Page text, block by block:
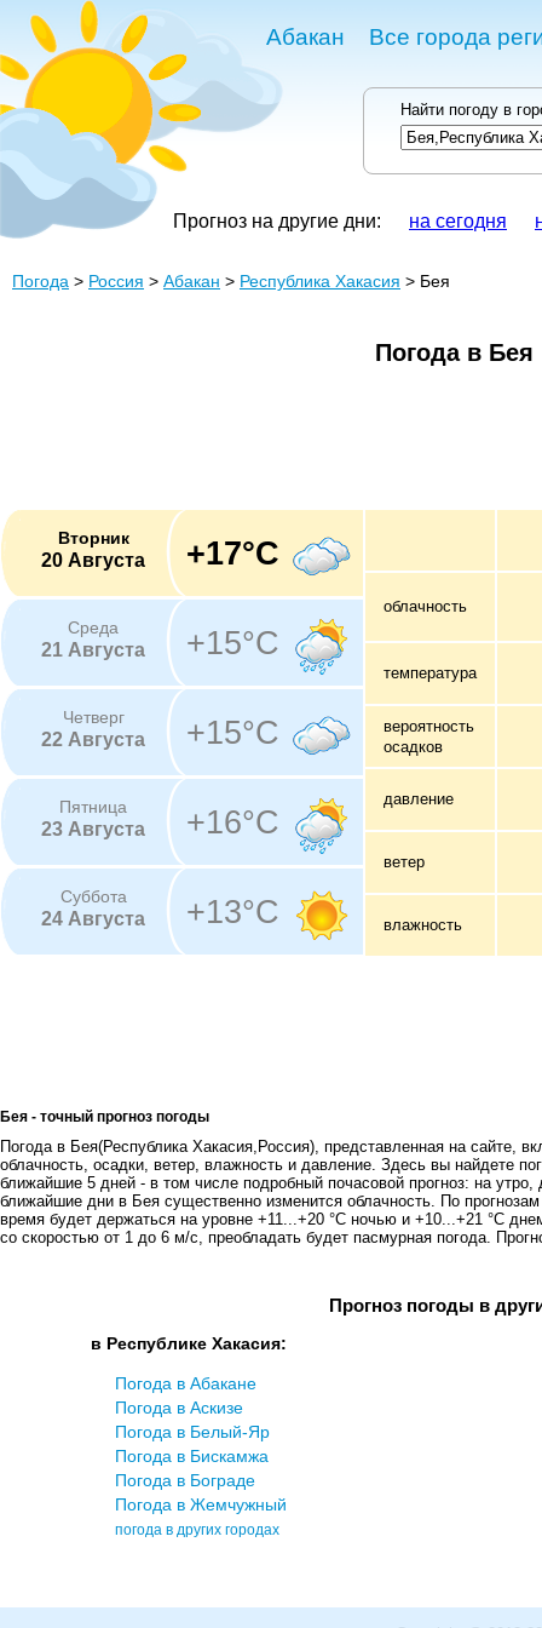
Абакан Все города
Найти погоду в
Прогноз на другие дни: на сегодня
Погода > Россия > Абакан > Республика Хакасия > Бея
Погода в Бея
Вторник
20 Августа +17°C
Среда
21 Августа +15°C
Четверг
22 Августа +15°C
Пятница
23 Августа +16°C
Суббота
24 Августа +13°C
облачность
температура
вероятность
осадков
давление
ветер
влажность
Бея - точный прогноз погоды
Погода в Бея(Республика Хакасия,Россия), представленная на сайте,
облачность, осадки, ветер, влажность и давление. Здесь вы найдете
ближайшие 5 дней - в том числе подробный почасовой прогноз: на
ближайшие дни в Бея существенно изменится облачность. По
время будет держаться на уровне +11...+20 °C ночью и +10...+21 °C
со скоростью от 1 до 6 м/с, преобладать будет пасмурная погода.
Прогноз погоды в
в Республике Хакасия:
Погода в Абакане
Погода в Аскизе
Погода в Белый-Яр
Погода в Бискамжа
Погода в Бограде
Погода в Жемчужный
погода в других городах